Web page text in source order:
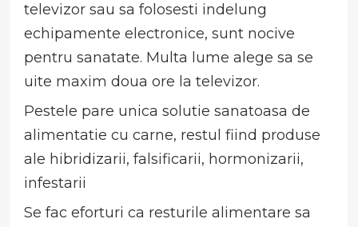
televizor sau sa folosesti indelung
echipamente electronice, sunt nocive
pentru sanatate. Multa lume alege sa se
uite maxim doua ore la televizor.
Pestele pare unica solutie sanatoasa de
alimentatie cu carne, restul fiind produse
ale hibridizarii, falsificarii, hormonizarii,
infestarii
Se fac eforturi ca resturile alimentare sa